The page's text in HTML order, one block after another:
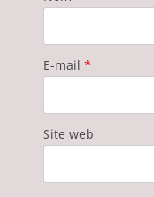
E-mail *
Site web